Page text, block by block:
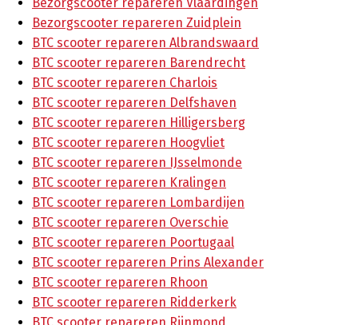
Bezorgscooter repareren Zuidplein
BTC scooter repareren Albrandswaard
BTC scooter repareren Barendrecht
BTC scooter repareren Charlois
BTC scooter repareren Delfshaven
BTC scooter repareren Hilligersberg
BTC scooter repareren Hoogvliet
BTC scooter repareren IJsselmonde
BTC scooter repareren Kralingen
BTC scooter repareren Lombardijen
BTC scooter repareren Overschie
BTC scooter repareren Poortugaal
BTC scooter repareren Prins Alexander
BTC scooter repareren Rhoon
BTC scooter repareren Ridderkerk